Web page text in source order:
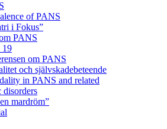
of PANS
i Fokus”
PANS
19
om PANS
och självskadebeteende
in PANS and related
disorders
mardröm”